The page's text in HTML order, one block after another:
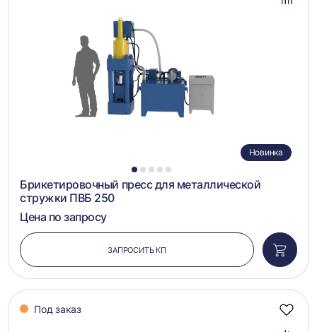
1 2 3 4 5
Новинка
Брикетировочный пресс для металлической
стружки ПВБ 250
Цена по запросу
ЗАПРОСИТЬ КП
в
Под заказ